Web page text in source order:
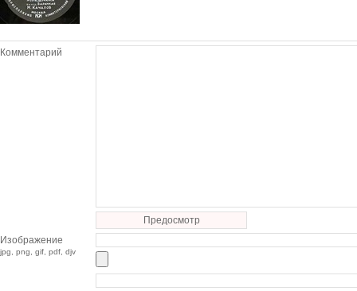
Комментарий
Предосмотр
Изображение
jpg, png, gif, pdf, djv